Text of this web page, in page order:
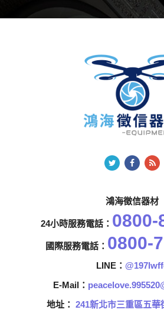
鴻海徵信器材
24小時服務電話： 0800-
國際服務電話： 0800-
LINE：
E-Mail：
地址： 241新北市三重區五華